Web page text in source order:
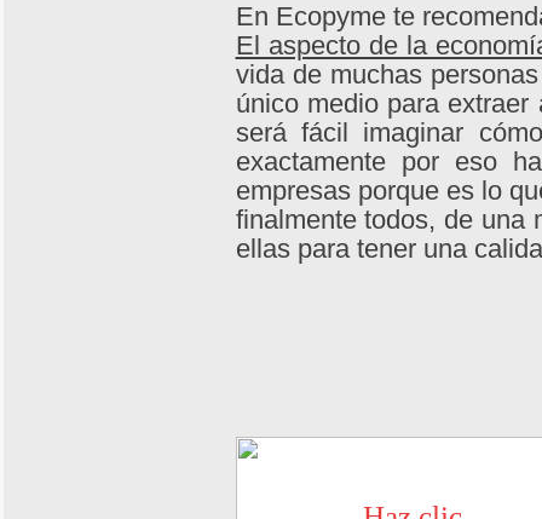
En Ecopyme te
El aspecto de la
vida de muchas
único medio para
será fácil imaginar
exactamente por eso
empresas porque es lo
finalmente todos, de una
ellas para tener una